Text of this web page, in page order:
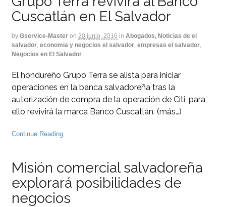
Cuscatlán en El Salvador
by Gservice-Master on 20 junio, 2016 in Abogados, Noticias de el
salvador, economia y negocios el salvador, empresas el salvador,
Negocios en El Salvador
El hondureño Grupo Terra se alista para iniciar
operaciones en la banca salvadoreña tras la
autorización de compra de la operación de Citi, para
ello revivirá la marca Banco Cuscatlán. (más…)
Continue Reading
Misión comercial salvadoreña
explorará posibilidades de
negocios